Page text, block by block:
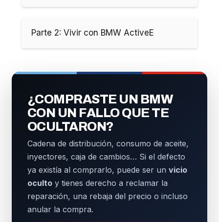
Parte 2: Vivir con BMW ActiveE
¿COMPRASTE UN BMW
CON UN FALLO QUE TE
OCULTARON?
Cadena de distribución, consumo de aceite,
inyectores, caja de cambios… Si el defecto
ya existía al comprarlo, puede ser un vicio
oculto y tienes derecho a reclamar la
reparación, una rebaja del precio o incluso
anular la compra.